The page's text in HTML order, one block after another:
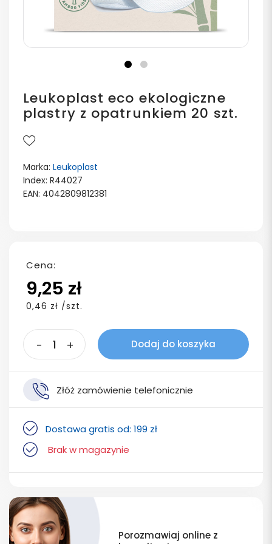
Leukoplast eco ekologiczne
plastry z opatrunkiem 20 szt.
Marka: Leukoplast
Index: R44027
EAN: 4042809812381
Cena:
9,25 zł
0,46 zł /szt.
- + Dodaj do koszyka
Złóż zamówienie telefonicznie
Dostawa gratis od: 199 zł
Brak w magazynie
Porozmawiaj online z